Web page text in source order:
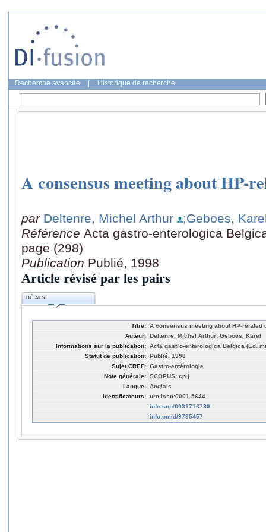
Recherche avancée Historique de recherche
A consensus meeting about HP-
par Deltenre, Michel Arthur
;Geboes,
Référence Acta gastro-enterologica
page (298)
Publication Publié, 1998
Article révisé par les pairs
DÉTAILS
Titre: A consensus meeting about HP-related
Auteur: Deltenre, Michel Arthur; Geboes, Karel
Informations sur la publication: Acta gastro-enterologica Belgica (Ed.
Statut de publication: Publié, 1998
Sujet CREF: Gastro-entérologie
Note générale: SCOPUS: cp.j
Langue: Anglais
Identificateurs: urn:issn:0001-5644
info:scp/0031716789
info:pmid/9795457